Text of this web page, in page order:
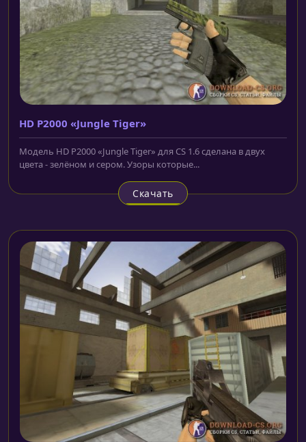
HD P2000 «Jungle Tiger»
Модель HD P2000 «Jungle Tiger» для CS 1.6 сделана в двух
цвета - зелёном и сером. Узоры которые...
Скачать